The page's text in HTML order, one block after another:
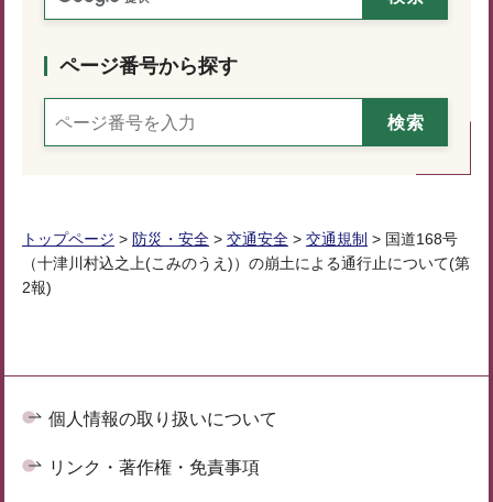
ページ番号から探す
トップページ > 防災・安全 > 交通安全 > 交通規制 > 国道168号
（十津川村込之上(こみのうえ)）の崩土による通行止について(第
2報)
個人情報の取り扱いについて
リンク・著作権・免責事項